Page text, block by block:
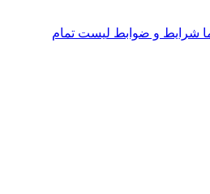
شرایط و ضوابطلیست تمام